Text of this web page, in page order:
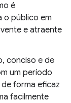
é
o público em
e atraente
conciso e de
um período
forma eficaz
facilmente